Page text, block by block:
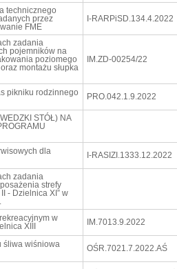
technicznego
przez
FME
I-RARPiSD.134.4.2022
zadania
pojemników na
poziomego
montażu słupka
IM.ZD-00254/22
pikniku rodzinnego
PRO.042.1.9.2022
STÓŁ) NA
dla
I-RASIZI.1333.12.2022
zadania
strefy
- Dzielnica XI” w
w
XIII
IM.7013.9.2022
śliwa wiśniowa
OŚR.7021.7.2022.AŚ